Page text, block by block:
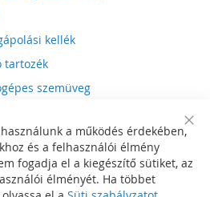
kellék
tartozék
szemüveg
kiegészítő
lejátszó
Bar
a működés érdekében,
és a felhasználói élmény
fogadja el a kiegészítő sütiket, az
élményét. Ha többet